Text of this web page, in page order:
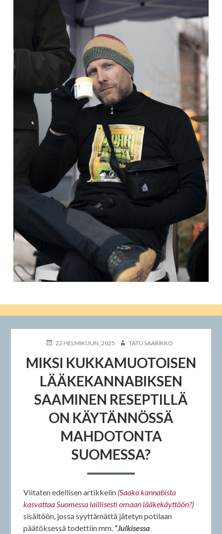
JULKAISTU
22 HELMIKUUN, 2025 KIRJOITTAJA
TATU SAARIKKO
MIKSI KUKKAMUOTOISEN
LÄÄKEKANNABIKSEN
SAAMINEN RESEPTILLÄ
ON KÄYTÄNNÖSSÄ
MAHDOTONTA
SUOMESSA?
Viitaten edellisen artikkelin (Saako kannabista
kasvattaa Suomessa laillisesti omaan lääkekäyttöön?)
sisältöön, jossa syyttämättä jätetyn potilaan
päätöksessä todettiin mm. “Julkisessa